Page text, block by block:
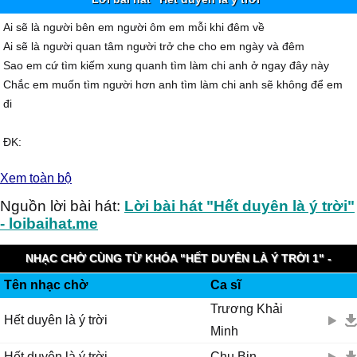
Ai sẽ là người bên em người ôm em mỗi khi đêm về
Ai sẽ là người quan tâm người trở che cho em ngày và đêm
Sao em cứ tìm kiếm xung quanh tìm làm chi anh ở ngay đây này
Chắc em muốn tìm người hơn anh tìm làm chi anh sẽ không để em
đi
ĐK:
Nhẹ nhàng như chiếc hôn anh trao cho em từ thuở ấy
Bàn tay anh đan chặt tay em cố giữ em không rời
Nhưng em ơi chắc anh không thể giữ nổi
Và ai sẽ là người bên em cho em biết đâu là bờ
Đâu là yêu đâu là thương đấy là điều anh rất lo
Còn duyên thì bên nhau hết duyên là do ông trời
Hay là xem như cơn gió lướt qua đời nhau
Lần 2:
Xem toàn bộ
Nguồn lời bài hát: Lời bài hát "Hết duyên là ý trời"
- loibaihat.me
NHẠC CHỜ CÙNG TỪ KHÓA "HẾT DUYÊN LÀ Ý TRỜI 1" -
GMOBILE KOOLRING
Tên nhạc chờ Ca sĩ
Hết duyên là ý trời
Trương Khải
Minh